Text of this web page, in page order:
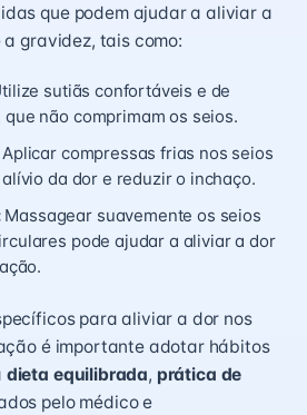
que podem ajudar a aliviar a
gravidez, tais como:
sutiãs confortáveis e de
não comprimam os seios.
Aplicar compressas frias nos seios
da dor e reduzir o inchaço.
Massagear suavemente os seios
pode ajudar a aliviar a dor
para aliviar a dor nos
é importante adotar hábitos
dieta equilibrada, prática de
pelo médico e